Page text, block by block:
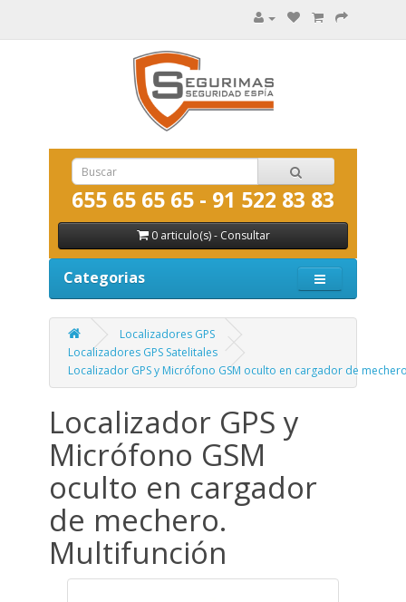
655 65 65 65 - 91 522 83 83
0 articulo(s) - Consultar
Categorias
Localizadores GPS
Localizadores GPS Satelitales
Localizador GPS y Micrófono GSM oculto en cargador de
Localizador GPS y
Micrófono GSM
oculto en cargador
de mechero.
Multifunción